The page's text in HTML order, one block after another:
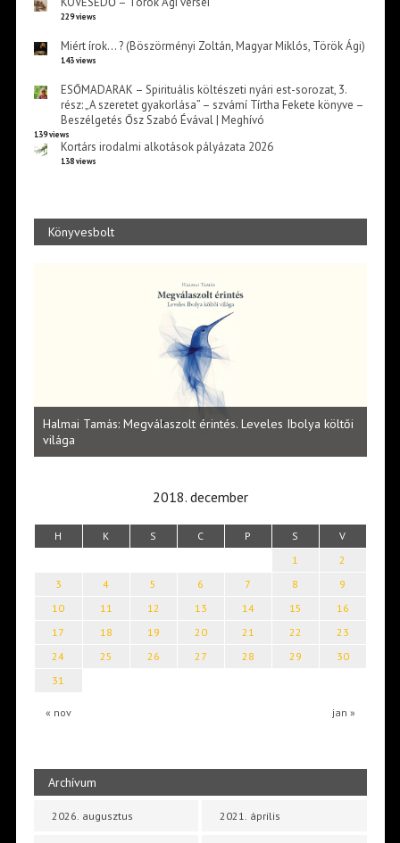
229 views
Miért írok… ? (Böszörményi Zoltán, Magyar Miklós, Török Ági)
143 views
ESŐMADARAK – Spirituális költészeti nyári est-sorozat, 3.
rész: „A szeretet gyakorlása” – szvámí Tírtha Fekete könyve –
Beszélgetés Ősz Szabó Évával | Meghívó
139 views
Kortárs irodalmi alkotások pályázata 2026
138 views
Könyvesbolt
Halmai Tamás: Megválaszolt érintés. Leveles Ibolya költői
világa
2018. december
H K S C P S V
« nov jan »
1
2
3
4 5 6 7 8
9
10
11 12 13 14 15
16
17
18 19 20 21 22
23
24
25 26 27 28 29
30
31
Archívum
2026. augusztus 2021. április